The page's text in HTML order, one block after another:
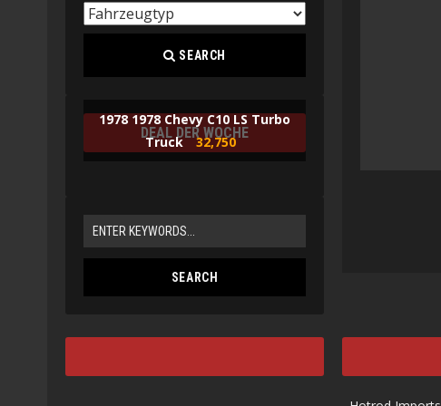
SEARCH
DEAL DER WOCHE
1978 1978 Chevy C10 LS Turbo
Truck 32,750